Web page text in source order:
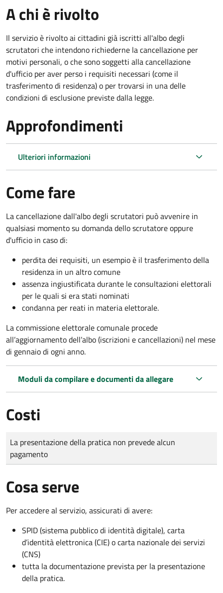
A chi è rivolto
Il servizio è rivolto ai cittadini già iscritti all'albo degli
scrutatori che intendono richiederne la cancellazione per
motivi personali, o che sono soggetti alla cancellazione
d'ufficio per aver perso i requisiti necessari (come il
trasferimento di residenza) o per trovarsi in una delle
condizioni di esclusione previste dalla legge.
Approfondimenti
Ulteriori informazioni
Come fare
La cancellazione dall'albo degli scrutatori può avvenire in
qualsiasi momento su domanda dello scrutatore oppure
d'ufficio in caso di:
perdita dei requisiti, un esempio è il trasferimento della
residenza in un altro comune
assenza ingiustificata durante le consultazioni elettorali
per le quali si era stati nominati
condanna per reati in materia elettorale.
La commissione elettorale comunale procede
all’aggiornamento dell’albo (iscrizioni e cancellazioni) nel mese
di gennaio di ogni anno.
Moduli da compilare e documenti da allegare
Costi
Tipo di pagamento
Importo
La presentazione della pratica non prevede alcun
pagamento
Cosa serve
Per accedere al servizio, assicurati di avere:
SPID (sistema pubblico di identità digitale), carta
d’identità elettronica (CIE) o carta nazionale dei servizi
(CNS)
tutta la documentazione prevista per la presentazione
della pratica.